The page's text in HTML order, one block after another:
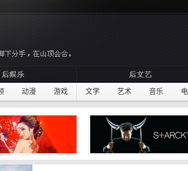
动漫 游戏 文学 艺术 音乐